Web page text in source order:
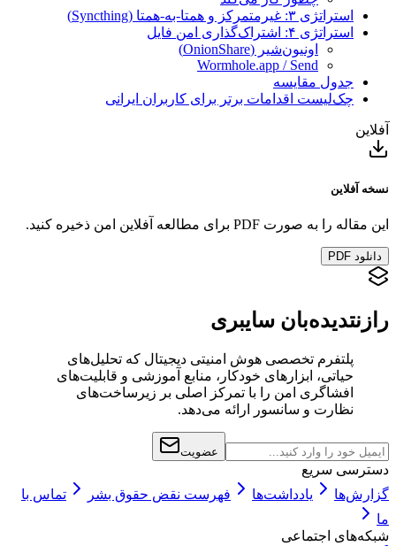
استراتژی ۳: غیرمتمرکز و همتا-به-همتا (Syncthing)
استراتژی ۴: اشتراک‌گذاری امن فایل
اونیون‌شیر (OnionShare)
Wormhole.app / Send
جدول مقایسه
چک‌لیست اقدامات برتر برای کاربران ایرانی
آفلاین
نسخه آفلاین
این مقاله را به صورت PDF برای مطالعه آفلاین امن ذخیره کنید.
دانلود PDF
رازنتدیده‌بان سایبری
پلتفرم تخصصی هوش امنیتی دیجیتال که تحلیل‌های
حیاتی، ابزارهای خودکار، منابع آموزشی و قابلیت‌های
افشاگری امن را با تمرکز اصلی بر زیرساخت‌های
نظارت و سانسور ارائه می‌دهد.
عضویت
دسترسی سریع
گزارش‌ها
یادداشت‌ها فهرست نقض حقوق بشر
تماس با
ما
شبکه‌های اجتماعی